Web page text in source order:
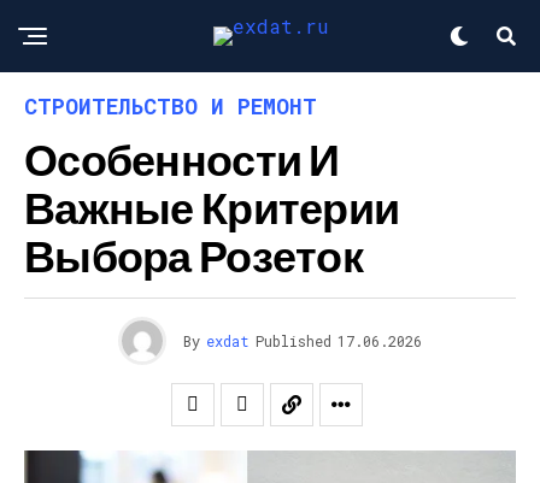
СТРОИТЕЛЬСТВО И РЕМОНТ
Особенности И
Важные Критерии
Выбора Розеток
By exdat Published 17.06.2026